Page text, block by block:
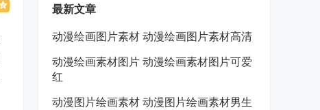
最新文章
动漫绘画图片素材 动漫绘画图片素材高清
动漫绘画素材图片 动漫绘画素材图片可爱
红
动漫图片绘画素材 动漫图片绘画素材男生